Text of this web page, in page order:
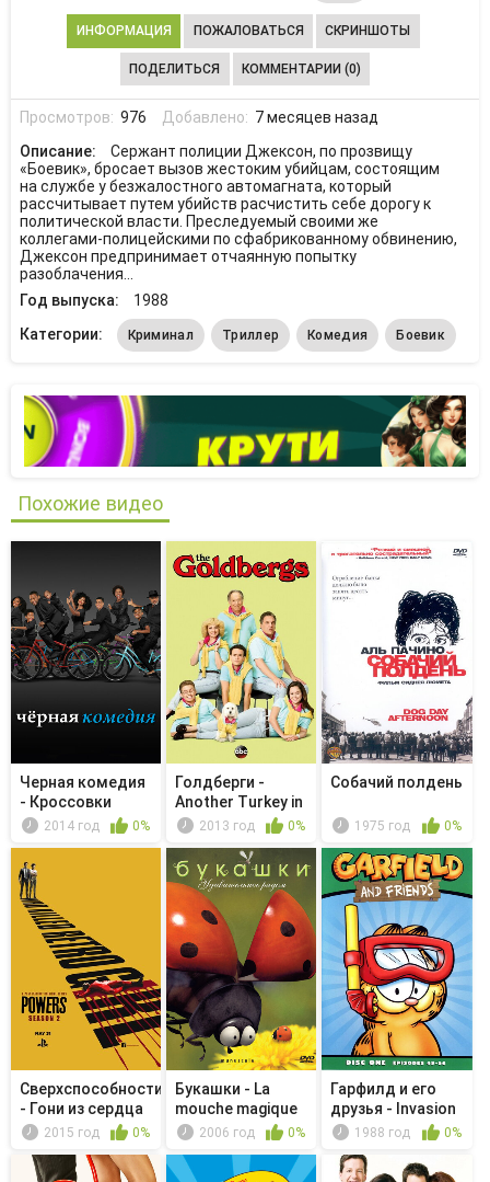
ИНФОРМАЦИЯ ПОЖАЛОВАТЬСЯ СКРИНШОТЫ
ПОДЕЛИТЬСЯ КОММЕНТАРИИ (0)
Просмотров: 976 Добавлено: 7 месяцев назад
Описание:
Сержант полиции Джексон, по прозвищу
«Боевик», бросает вызов жестоким убийцам, состоящим
на службе у безжалостного автомагната, который
рассчитывает путем убийств расчистить себе дорогу к
политической власти. Преследуемый своими же
коллегами-полицейскими по сфабрикованному обвинению,
Джексон предпринимает отчаянную попытку
разоблачения...
Год выпуска:
1988
Категории:
Криминал Триллер Комедия Боевик
Похожие видео
Черная комедия
- Кроссовки
дюжиной
2014 год 0%
Голдберги -
Another Turkey in
the Trot
2013 год 0%
Собачий полдень
1975 год 0%
Сверхспособности
- Гони из сердца
вон...2015 год 0%
Букашки - La
mouche magique
2006 год 0%
Гарфилд и его
друзья - Invasion
of th...1988 год 0%